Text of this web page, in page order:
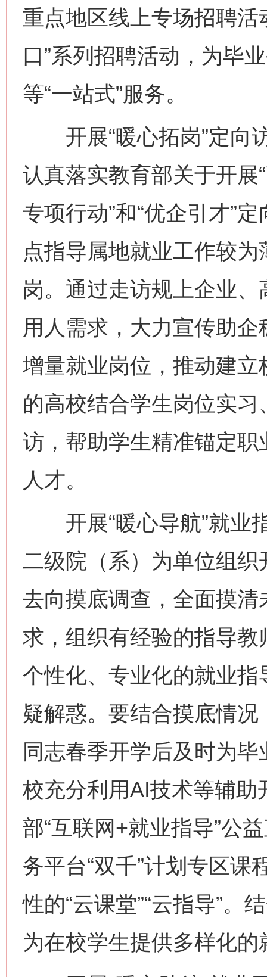
重点地区线上专场招聘活
口”系列招聘活动，为毕
等“一站式”服务。
开展“暖心拓岗”定向
认真落实教育部关于开展
专项行动”和“优企引才”
点指导属地就业工作较
岗。通过走访规上企业
用人需求，大力宣传助
增量就业岗位，推动建
的高校结合学生岗位实
访，帮助学生精准锚定
人才。
开展“暖心导航”就业
二级院（系）为单位组
去向摸底调查，全面摸
求，组织有经验的指导
个性化、专业化的就业
疑解惑。要结合摸底情
同志春季开学后及时为毕
校充分利用AI技术等辅
部“互联网+就业指导”公
务平台“双千”计划专区
性的“云课堂”“云指导”。
为在校学生提供多样化